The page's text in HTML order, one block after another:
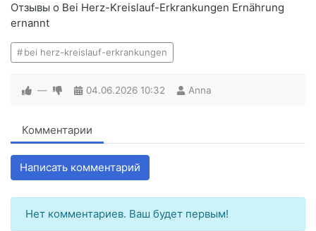
Отзывы о Bei Herz-Kreislauf-Erkrankungen Ernährung
ernannt
bei herz-kreislauf-erkrankungen
— 04.06.2026 10:32 Anna
Комментарии
Написать комментарий
Нет комментариев. Ваш будет первым!